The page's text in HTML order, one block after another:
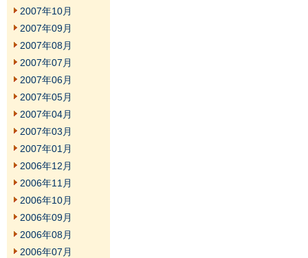
2007年10月
2007年09月
2007年08月
2007年07月
2007年06月
2007年05月
2007年04月
2007年03月
2007年01月
2006年12月
2006年11月
2006年10月
2006年09月
2006年08月
2006年07月